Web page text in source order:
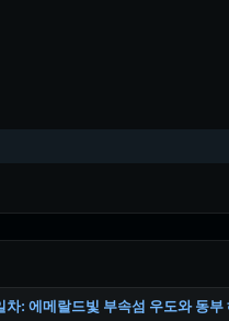
차: 에메랄드빛 부속섬 우도와 동부